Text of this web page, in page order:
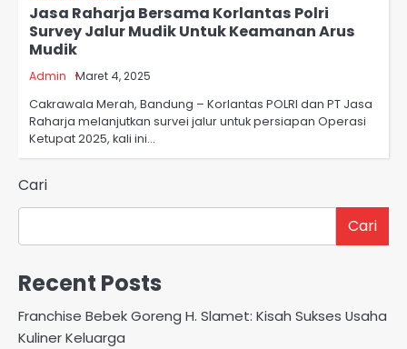
Jasa Raharja Bersama Korlantas Polri
Survey Jalur Mudik Untuk Keamanan Arus
Mudik
Admin Maret 4, 2025
Cakrawala Merah, Bandung – Korlantas POLRI dan PT Jasa
Raharja melanjutkan survei jalur untuk persiapan Operasi
Ketupat 2025, kali ini…
Cari
Cari
Recent Posts
Franchise Bebek Goreng H. Slamet: Kisah Sukses Usaha
Kuliner Keluarga